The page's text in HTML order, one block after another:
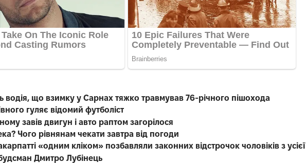
водія, що взимку у Сарнах тяжко травмував 76-річного пішохода
гуляє відомий футболіст
завів двигун і авто раптом загорілося
Чого рівнянам чекати завтра від погоди
«одним кліком» позбавляли законних відстрочок чоловіків з усієї
Дмитро Лубінець